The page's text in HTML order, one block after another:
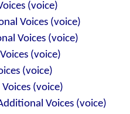
(voice)
Voices (voice)
Voices (voice)
(voice)
(voice)
(voice)
Voices (voice)